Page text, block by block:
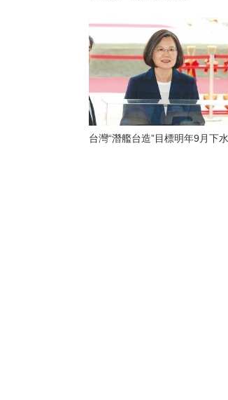
台灣“潛艦台造”目標明年9月下水